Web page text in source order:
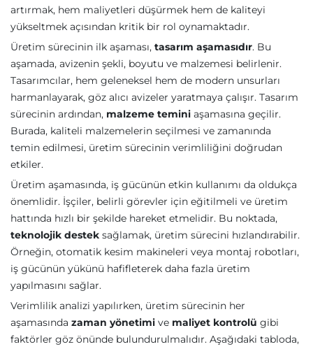
artırmak, hem maliyetleri düşürmek hem de kaliteyi
yükseltmek açısından kritik bir rol oynamaktadır.
Üretim sürecinin ilk aşaması, tasarım aşamasıdır. Bu
aşamada, avizenin şekli, boyutu ve malzemesi belirlenir.
Tasarımcılar, hem geleneksel hem de modern unsurları
harmanlayarak, göz alıcı avizeler yaratmaya çalışır. Tasarım
sürecinin ardından, malzeme temini aşamasına geçilir.
Burada, kaliteli malzemelerin seçilmesi ve zamanında
temin edilmesi, üretim sürecinin verimliliğini doğrudan
etkiler.
Üretim aşamasında, iş gücünün etkin kullanımı da oldukça
önemlidir. İşçiler, belirli görevler için eğitilmeli ve üretim
hattında hızlı bir şekilde hareket etmelidir. Bu noktada,
teknolojik destek sağlamak, üretim sürecini hızlandırabilir.
Örneğin, otomatik kesim makineleri veya montaj robotları,
iş gücünün yükünü hafifleterek daha fazla üretim
yapılmasını sağlar.
Verimlilik analizi yapılırken, üretim sürecinin her
aşamasında zaman yönetimi ve maliyet kontrolü gibi
faktörler göz önünde bulundurulmalıdır. Aşağıdaki tabloda,